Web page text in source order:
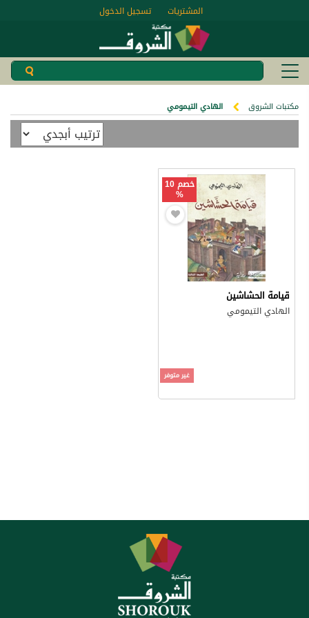
تسجيل الدخول المشتريات
مكتبات الشروق الهادي التيمومي
خصم 10
%
قيامة الحشاشين
الهادي التيمومي
غير متوفر